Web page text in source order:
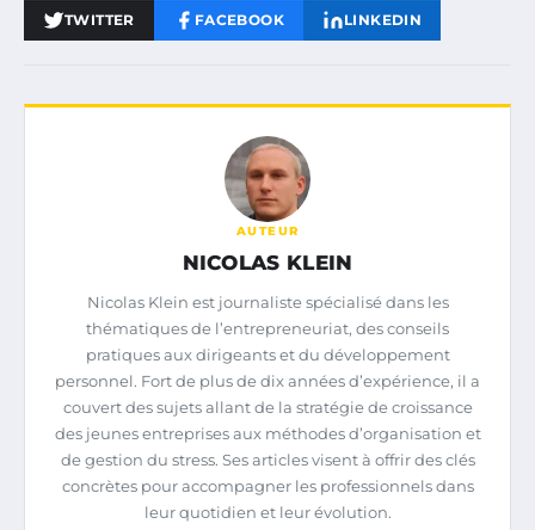
TWITTER FACEBOOK LINKEDIN
AUTEUR
NICOLAS KLEIN
Nicolas Klein est journaliste spécialisé dans les
thématiques de l’entrepreneuriat, des conseils
pratiques aux dirigeants et du développement
personnel. Fort de plus de dix années d’expérience, il a
couvert des sujets allant de la stratégie de croissance
des jeunes entreprises aux méthodes d’organisation et
de gestion du stress. Ses articles visent à offrir des clés
concrètes pour accompagner les professionnels dans
leur quotidien et leur évolution.